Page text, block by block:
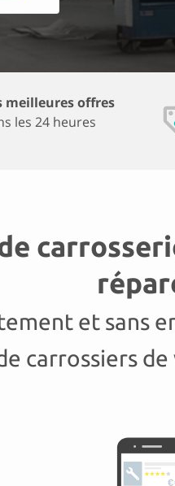
meilleures offres
les 24 heures
et sans
carrossiers